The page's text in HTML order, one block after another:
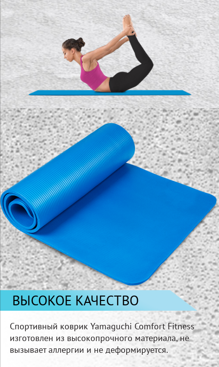
ВЫСОКОЕ КАЧЕСТВО
Спортивный коврик Yamaguchi Comfort Fitness
изготовлен из высокопрочного материала, не
вызывает аллергии и не деформируется.